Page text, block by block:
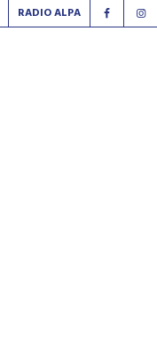
RADIO ALPA